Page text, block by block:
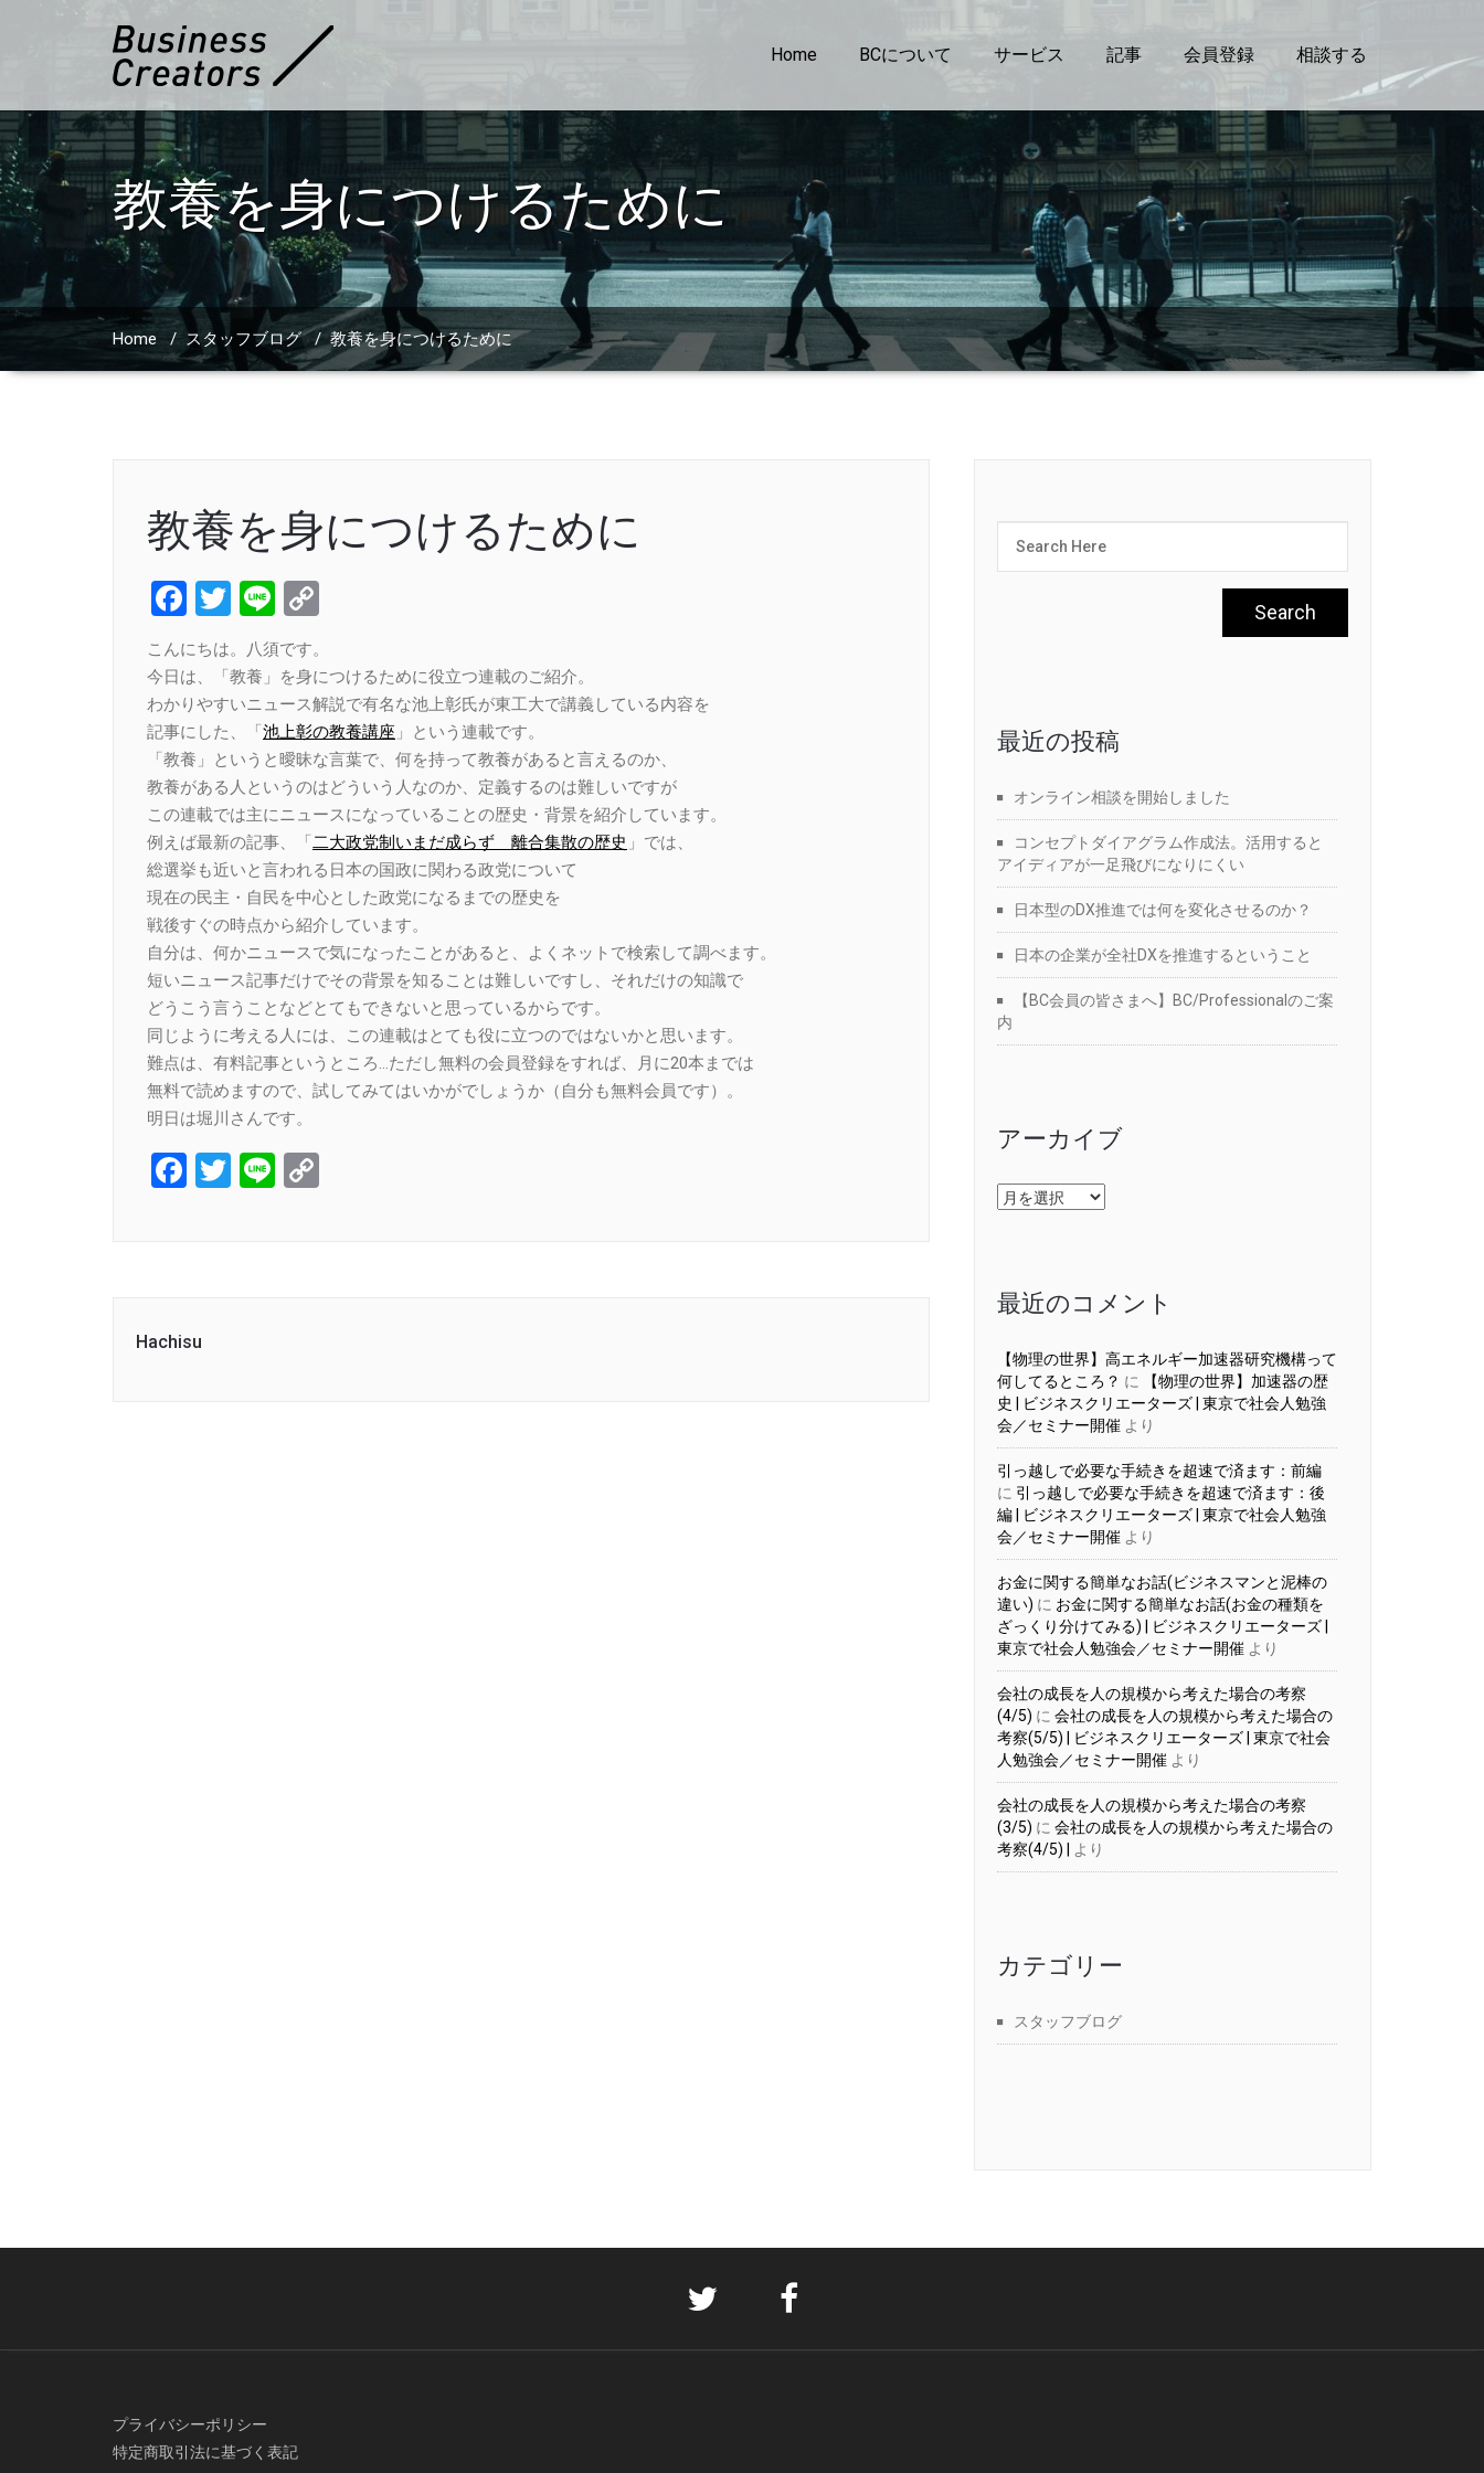
Home BCについて サービス 記事 会員登録 相談する
教養を身につけるために
Home / スタッフブログ/教養を身につけるために
教養を身につけるために
Facebook
Twitter
Line
こんにちは。八須です。
今日は、「教養」を身につけるために役立つ連載のご紹介。
わかりやすいニュース解説で有名な池上彰氏が東工大で講義している内容を
記事にした、「 池上彰の教養講座 」という連載です。
「教養」というと曖昧な言葉で、何を持って教養があると言えるのか、
教養がある人というのはどういう人なのか、定義するのは難しいですが
この連載では主にニュースになっていることの歴史・背景を紹介しています。
例えば最新の記事、「 二大政党制いまだ成らず 離合集散の歴史 」では、
総選挙も近いと言われる日本の国政に関わる政党について
現在の民主・自民を中心とした政党になるまでの歴史を
戦後すぐの時点から紹介しています。
自分は、何かニュースで気になったことがあると、よくネットで検索して調べます。
短いニュース記事だけでその背景を知ることは難しいですし、それだけの知識で
どうこう言うことなどとてもできないと思っているからです。
同じように考える人には、この連載はとても役に立つのではないかと思います。
難点は、有料記事というところ…ただし無料の会員登録をすれば、月に20本までは
無料で読めますので、試してみてはいかがでしょうか（自分も無料会員です）。
明日は堀川さんです。
Facebook
Twitter
Line
Hachisu
最近の投稿
オンライン相談を開始しました
コンセプトダイアグラム作成法。活用すると
アイディアが一足飛びになりにくい
日本型のDX推進では何を変化させるのか？
日本の企業が全社DXを推進するということ
【BC会員の皆さまへ】BC/Professionalのご案
内
アーカイブ
ア
ー
最近のコメント
【物理の世界】高エネルギー加速器研究機構って
何してるところ？ に
【物理の世界】加速器の歴
史 | ビジネスクリエーターズ | 東京で社会人勉強
会／セミナー開催 より
引っ越しで必要な手続きを超速で済ます：前編
に 引っ越しで必要な手続きを超速で済ます：後
編 | ビジネスクリエーターズ | 東京で社会人勉強
会／セミナー開催 より
お金に関する簡単なお話(ビジネスマンと泥棒の
違い) に お金に関する簡単なお話(お金の種類を
ざっくり分けてみる) | ビジネスクリエーターズ |
東京で社会人勉強会／セミナー開催 より
会社の成長を人の規模から考えた場合の考察
(4/5) に 会社の成長を人の規模から考えた場合の
考察(5/5) | ビジネスクリエーターズ | 東京で社会
人勉強会／セミナー開催 より
会社の成長を人の規模から考えた場合の考察
(3/5) に 会社の成長を人の規模から考えた場合の
考察(4/5) |
より
カテゴリー
スタッフブログ
プライバシーポリシー
特定商取引法に基づく表記